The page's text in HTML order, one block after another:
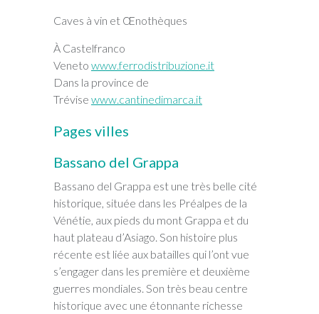
Caves à vin et Œnothèques
À Castelfranco
Veneto www.ferrodistribuzione.it
Dans la province de
Trévise www.cantinedimarca.it
Pages villes
Bassano del Grappa
Bassano del Grappa est une très belle cité
historique, située dans les Préalpes de la
Vénétie, aux pieds du mont Grappa et du
haut plateau d’Asiago. Son histoire plus
récente est liée aux batailles qui l’ont vue
s’engager dans les première et deuxième
guerres mondiales. Son très beau centre
historique avec une étonnante richesse